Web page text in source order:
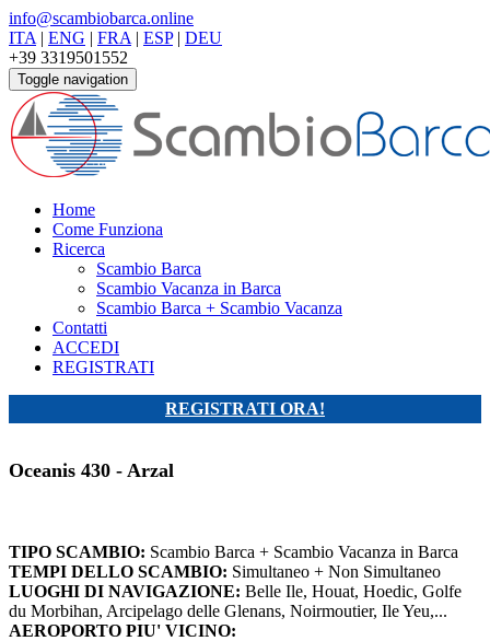
info@scambiobarca.online
ITA | ENG | FRA | ESP| DEU
+39 3319501552
Toggle navigation
Home
Come Funziona
Ricerca
Scambio Barca
Scambio Vacanza in Barca
Scambio Barca + Scambio Vacanza
Contatti
ACCEDI
REGISTRATI
REGISTRATI ORA!
Oceanis 430 - Arzal
TIPO SCAMBIO: Scambio Barca + Scambio Vacanza in Barca
TEMPI DELLO SCAMBIO: Simultaneo + Non Simultaneo
LUOGHI DI NAVIGAZIONE: Belle Ile, Houat, Hoedic, Golfe
du Morbihan, Arcipelago delle Glenans, Noirmoutier, Ile Yeu,...
AEROPORTO PIU' VICINO: